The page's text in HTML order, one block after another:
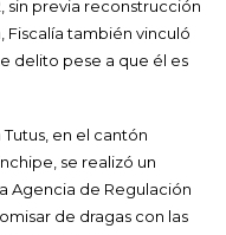
sin previa reconstrucción
Fiscalía también vinculó
delito pese a que él es
Tutus, en el cantón
se realizó un
Agencia de Regulación
de dragas con las